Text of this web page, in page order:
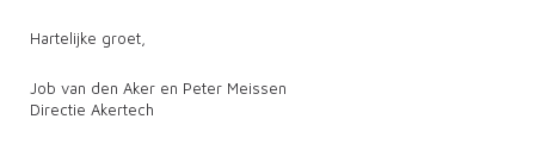
Hartelijke groet,
Job van den Aker en Peter Meissen
Directie Akertech